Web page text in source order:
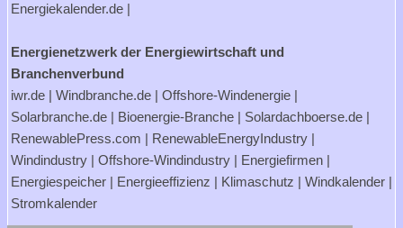
Energiekalender.de |
Energienetzwerk der Energiewirtschaft und
Branchenverbund
iwr.de | Windbranche.de | Offshore-Windenergie |
Solarbranche.de | Bioenergie-Branche | Solardachboerse.de |
RenewablePress.com | RenewableEnergyIndustry |
Windindustry | Offshore-Windindustry | Energiefirmen |
Energiespeicher | Energieeffizienz | Klimaschutz | Windkalender |
Stromkalender